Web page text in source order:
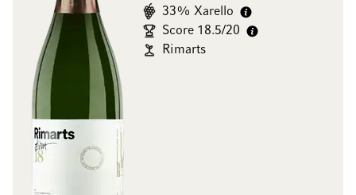
33% Xarello
Score 18.5/20
Rimarts